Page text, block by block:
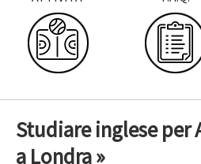
Studiare inglese per
a Londra »